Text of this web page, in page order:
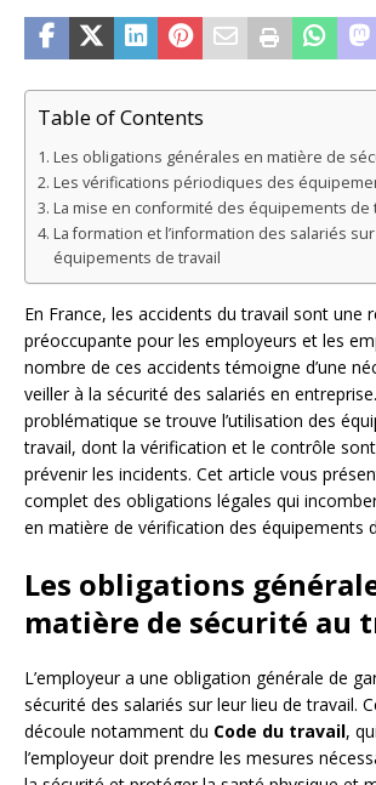
Table of Contents
Les obligations générales en matière de
Les vérifications périodiques des
La mise en conformité des équipements de
La formation et l’information des salariés
équipements de travail
En France, les accidents du travail sont une
préoccupante pour les employeurs et les
nombre de ces accidents témoigne d’une
veiller à la sécurité des salariés en
problématique se trouve l’utilisation des
travail, dont la vérification et le contrôle
prévenir les incidents. Cet article vous
complet des obligations légales qui
en matière de vérification des équipements
Les obligations
matière de sécurité au
L’employeur a une obligation générale de
sécurité des salariés sur leur lieu de travail.
découle notamment du Code du travail,
l’employeur doit prendre les mesures